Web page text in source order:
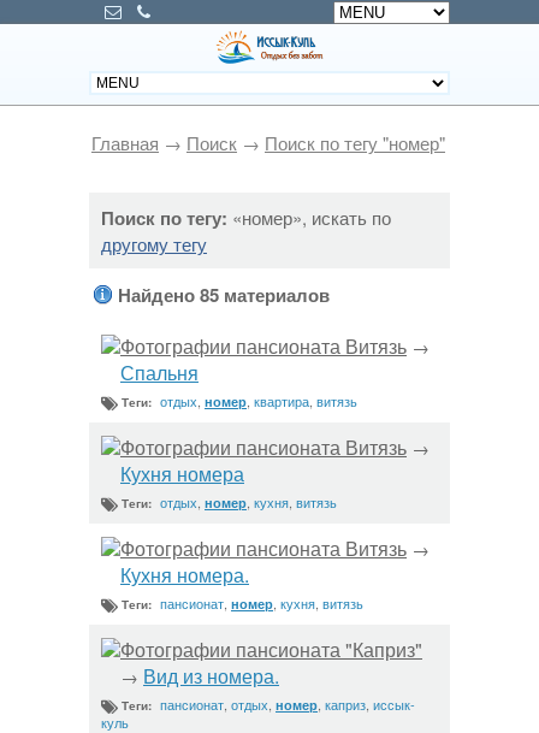
Главная → Поиск → Поиск по тегу "номер"
Поиск по тегу: «номер», искать по
другому тегу
Найдено 85 материалов
Фотографии пансионата Витязь →
Спальня
Теги: отдых номер квартира витязь
Фотографии пансионата Витязь →
Кухня номера
Теги: отдых номер кухня витязь
Фотографии пансионата Витязь →
Кухня номера.
Теги: пансионат номер кухня витязь
Фотографии пансионата "Каприз"
→ Вид из номера.
Теги: пансионат отдых номер каприз иссык-
куль